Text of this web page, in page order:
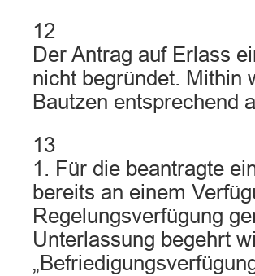
12
Der Antrag auf Erlass
nicht begründet. Mithin
Bautzen entsprechend
13
1. Für die beantragte
bereits an einem
Regelungsverfügung
Unterlassung begehrt